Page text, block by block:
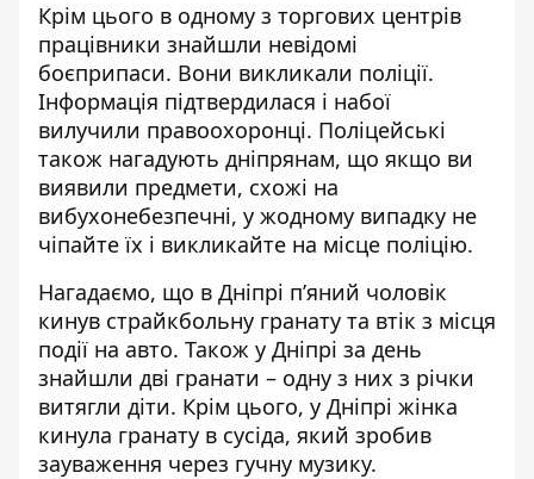
Крім цього в одному з торгових центрів
працівники знайшли невідомі
боєприпаси. Вони викликали поліції.
Інформація підтвердилася і набої
вилучили правоохоронці. Поліцейські
також нагадують дніпрянам, що якщо ви
виявили предмети, схожі на
вибухонебезпечні, у жодному випадку не
чіпайте їх і викликайте на місце поліцію.
Нагадаємо, що в Дніпрі п’яний чоловік
кинув страйкбольну гранату та втік з місця
події на авто. Також у Дніпрі за день
знайшли дві гранати – одну з них з річки
витягли діти. Крім цього, у Дніпрі жінка
кинула гранату в сусіда, який зробив
зауваження через гучну музику.